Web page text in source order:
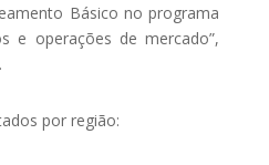
Básico no programa
e operações de mercado”,
por região: